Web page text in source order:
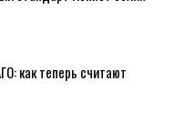
как теперь считают